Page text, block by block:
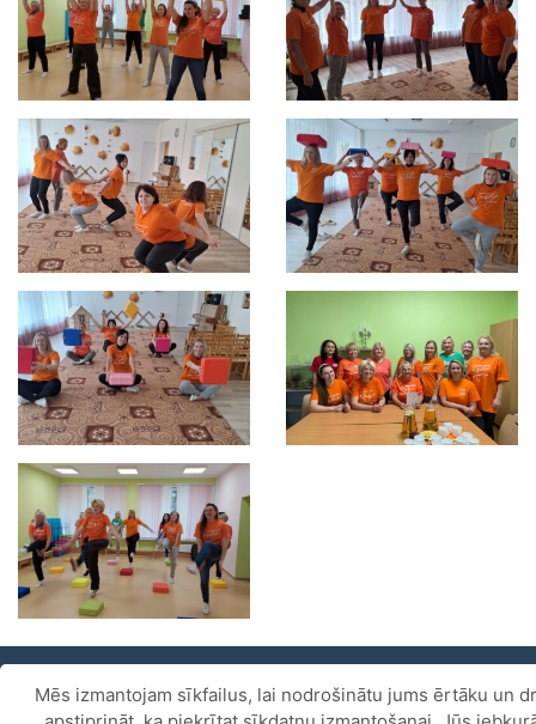
Piekļūstamības paziņojums
Mēs izmantojam sīkfailus, lai nodrošinātu jums ērtāku un